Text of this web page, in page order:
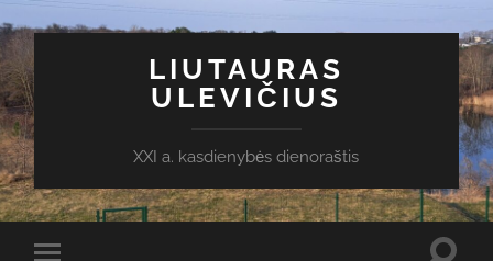
LIUTAURAS
ULEVIČIUS
XXI a. kasdienybės dienoraštis